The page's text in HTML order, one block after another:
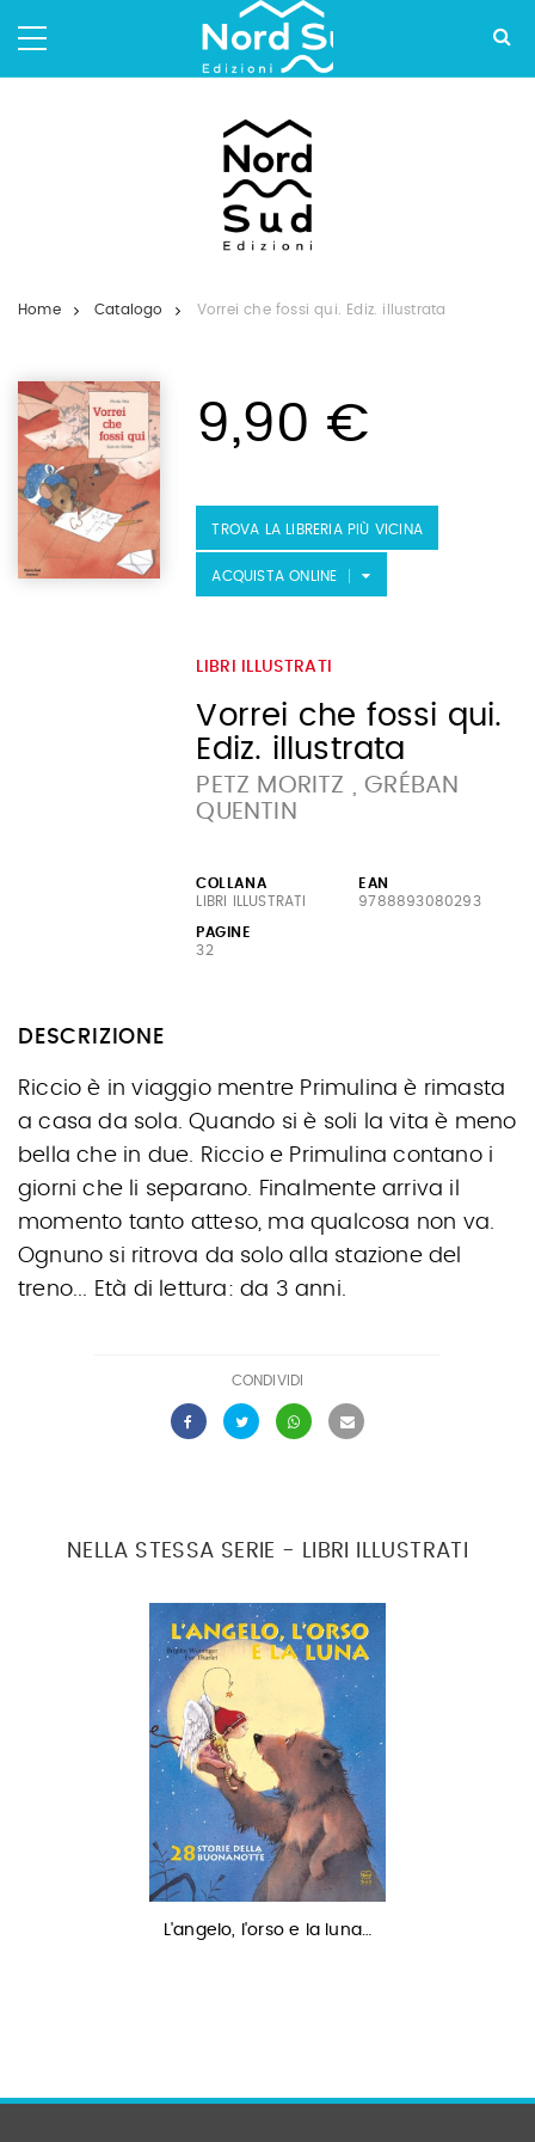
Home Catalogo Vorrei che fossi qui. Ediz. illustrata
9,90 €
TROVA LA LIBRERIA PIÙ VICINA
ACQUISTA ONLINE
LIBRI ILLUSTRATI
Vorrei che fossi qui.
Ediz. illustrata
PETZ MORITZ , GRÉBAN
QUENTIN
COLLANA
LIBRI ILLUSTRATI
EAN
9788893080293
PAGINE
32
DESCRIZIONE
Riccio è in viaggio mentre Primulina è rimasta
a casa da sola. Quando si è soli la vita è meno
bella che in due. Riccio e Primulina contano i
giorni che li separano. Finalmente arriva il
momento tanto atteso, ma qualcosa non va.
Ognuno si ritrova da solo alla stazione del
treno... Età di lettura: da 3 anni.
CONDIVIDI
NELLA STESSA SERIE - LIBRI ILLUSTRATI
L'angelo, l'orso e la luna…